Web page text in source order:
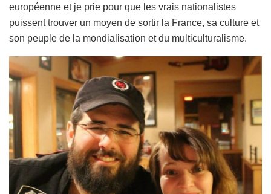
européenne et je prie pour que les vrais nationalistes
puissent trouver un moyen de sortir la France, sa culture et
son peuple de la mondialisation et du multiculturalisme.